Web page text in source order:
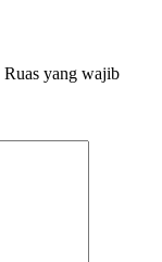
Ruas yang wajib